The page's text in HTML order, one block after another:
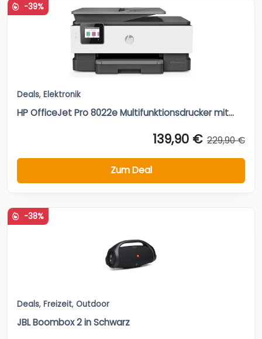
-39%
Deals, Elektronik
HP OfficeJet Pro 8022e Multifunktionsdrucker mit...
139,90 € 229,90 €
Zum Deal
-38%
Deals, Freizeit, Outdoor
JBL Boombox 2 in Schwarz